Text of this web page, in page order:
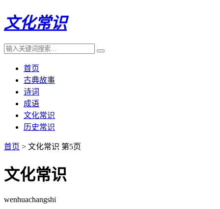
文化常识
首页
古典故事
诗词
成语
文化常识
历史常识
首页 > 文化常识 第5页
文化常识
wenhuachangshi